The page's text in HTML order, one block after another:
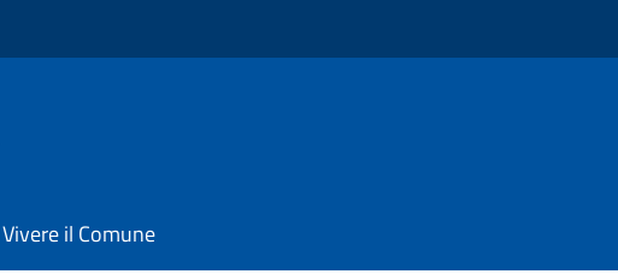
Vivere il Comune